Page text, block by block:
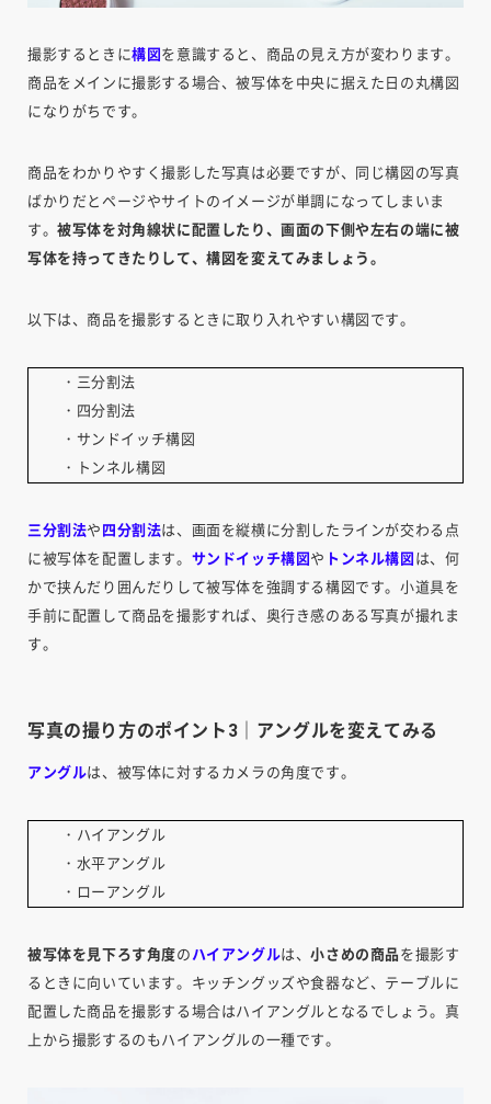
撮影するときに構図 を意識すると、商品の見え方が変わります。
商品をメインに撮影する場合、被写体を中央に据えた日の丸構図
になりがちです。
商品をわかりやすく撮影した写真は必要ですが、同じ構図の写真
ばかりだとページやサイトのイメージが単調になってしまいま
す。被写体を対角線状に配置したり、画面の下側や左右の端に被
写体を持ってきたりして、構図を変えてみましょう。
以下は、商品を撮影するときに取り入れやすい構図です。
・三分割法
・四分割法
・サンドイッチ構図
・トンネル構図
三分割法や 四分割法は、画面を縦横に分割したラインが交わる点
に被写体を配置します。 サンドイッチ構図 や トンネル構図 は、何
かで挟んだり囲んだりして被写体を強調する構図です。小道具を
手前に配置して商品を撮影すれば、奥行き感のある写真が撮れま
す。
写真の撮り方のポイント3｜アングルを変えてみる
アングルは、被写体に対するカメラの角度です。
・ハイアングル
・水平アングル
・ローアングル
被写体を見下ろす角度の ハイアングルは、小さめの商品 を撮影す
るときに向いています。キッチングッズや食器など、テーブルに
配置した商品を撮影する場合はハイアングルとなるでしょう。真
上から撮影するのもハイアングルの一種です。